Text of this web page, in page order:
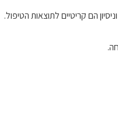
הם קריטיים לתוצאות הטיפול.